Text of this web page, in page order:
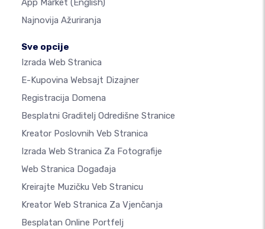
App Market (English)
Najnovija Ažuriranja
Sve opcije
Izrada Web Stranica
E-Kupovina Websajt Dizajner
Registracija Domena
Besplatni Graditelj Odredišne Stranice
Kreator Poslovnih Veb Stranica
Izrada Web Stranica Za Fotografije
Web Stranica Događaja
Kreirajte Muzičku Veb Stranicu
Kreator Web Stranica Za Vjenčanja
Besplatan Online Portfelj